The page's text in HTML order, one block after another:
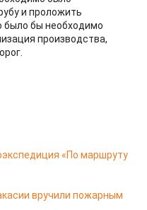
и проложить
было бы необходимо
производства,
«По маршруту
вручили пожарным